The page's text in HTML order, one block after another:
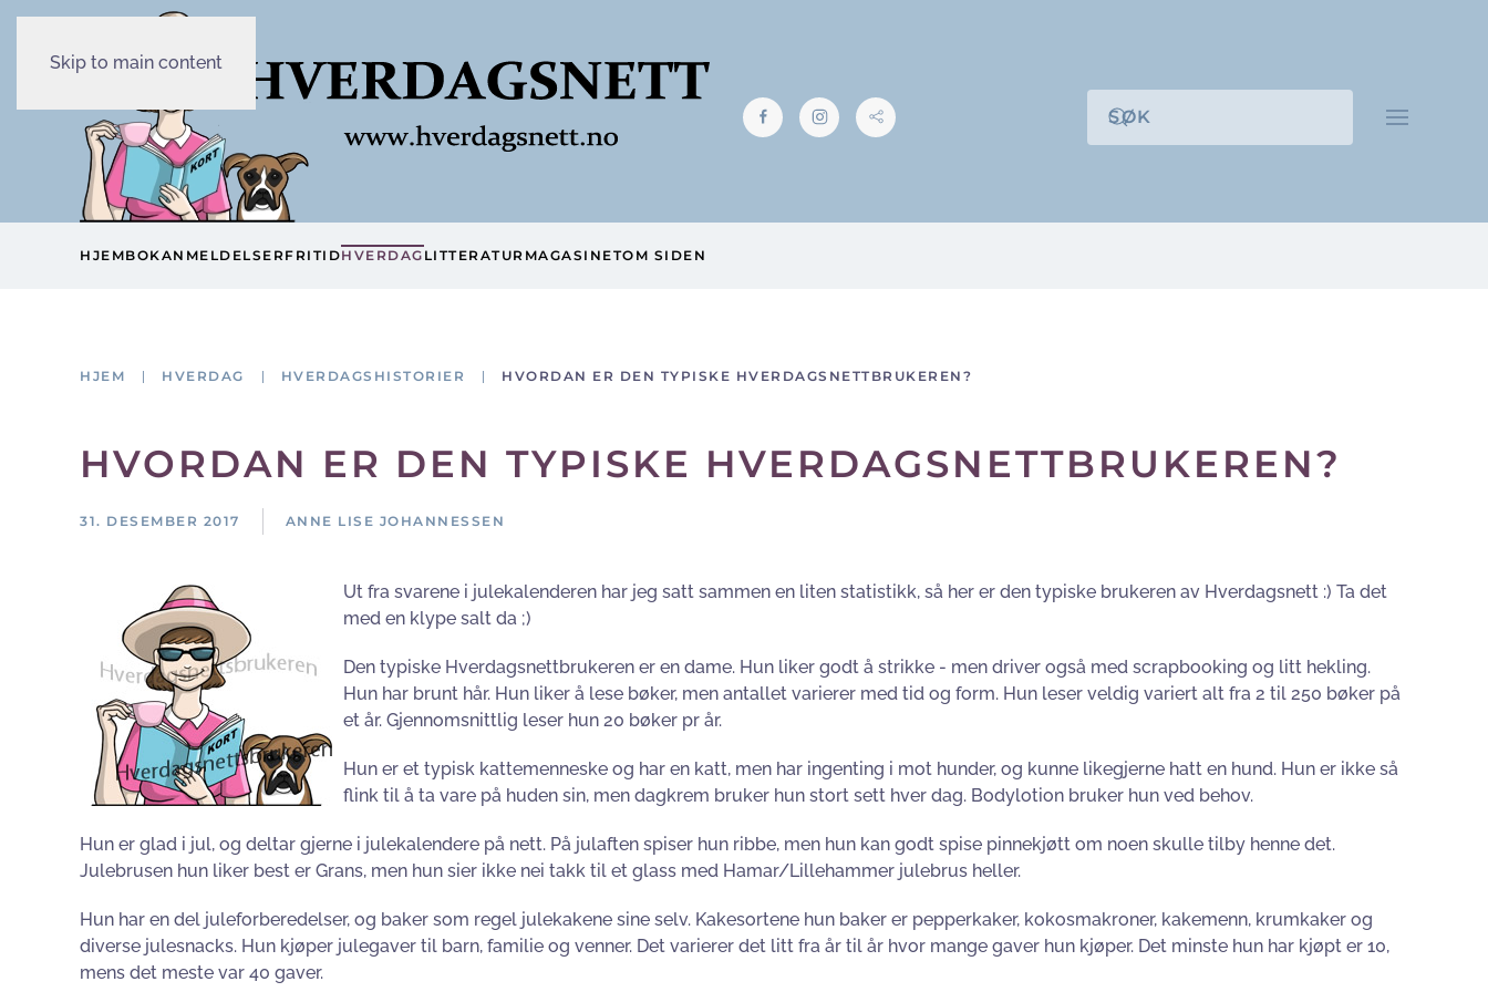
Skip to main content
HJEMBOKANMELDELSERFRITIDHVERDAG LITTERATUR MAGASINETOM SIDEN
HJEM HVERDAG HVERDAGSHISTORIER HVORDAN ER DEN TYPISKE HVERDAGSNETTBRUKEREN?
HVORDAN ER DEN TYPISKE HVERDAGSNETTBRUKEREN?
31. DESEMBER 2017 ANNE LISE JOHANNESSEN
Ut fra svarene i julekalenderen har jeg satt sammen en liten statistikk, så her er den typiske brukeren av Hverdagsnett :) Ta det
med en klype salt da ;)
Den typiske Hverdagsnettbrukeren er en dame. Hun liker godt å strikke - men driver også med scrapbooking og litt hekling.
Hun har brunt hår. Hun liker å lese bøker, men antallet varierer med tid og form. Hun leser veldig variert alt fra 2 til 250 bøker på
et år. Gjennomsnittlig leser hun 20 bøker pr år.
Hun er et typisk kattemenneske og har en katt, men har ingenting i mot hunder, og kunne likegjerne hatt en hund. Hun er ikke så
flink til å ta vare på huden sin, men dagkrem bruker hun stort sett hver dag. Bodylotion bruker hun ved behov.
Hun er glad i jul, og deltar gjerne i julekalendere på nett. På julaften spiser hun ribbe, men hun kan godt spise pinnekjøtt om noen skulle tilby henne det.
Julebrusen hun liker best er Grans, men hun sier ikke nei takk til et glass med Hamar/Lillehammer julebrus heller.
Hun har en del juleforberedelser, og baker som regel julekakene sine selv. Kakesortene hun baker er pepperkaker, kokosmakroner, kakemenn, krumkaker og
diverse julesnacks. Hun kjøper julegaver til barn, familie og venner. Det varierer det litt fra år til år hvor mange gaver hun kjøper. Det minste hun har kjøpt er 10,
mens det meste var 40 gaver.